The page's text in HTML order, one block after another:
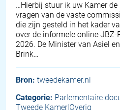
… Hierbij stuur ik uw Kamer
vragen van de vaste
die zijn gesteld in het kader
over de informele online
2026. De Minister van Asiel
Brink…
Bron: tweedekamer.nl
Categorie: Parlementaire
Tweede Kamer|Overig